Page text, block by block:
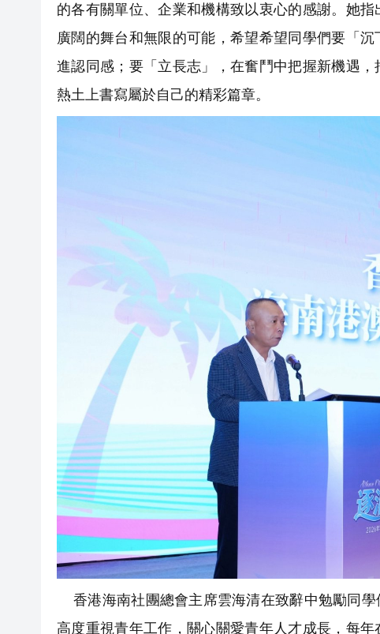
的各有關單位、企業和機構致以衷心的感謝。她
廣闊的舞台和無限的可能，希望希望同學們要「
進認同感；要「立長志」，在奮鬥中把握新機遇
熱土上書寫屬於自己的精彩篇章。
香港海南社團總會主席雲海清在致辭中勉勵同
高度重視青年工作，關心關愛青年人才成長，每